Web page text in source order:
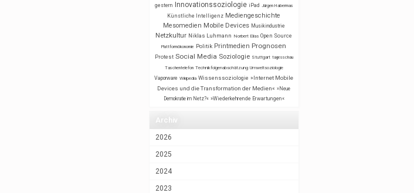
gestern
Innovationssoziologie iPad Jürgen Habermas
Künstliche Intelligenz Mediengeschichte
Mesomedien Mobile Devices Musikindustrie
Netzkultur Niklas Luhmann Norbert Elias Open Source
Plattformökonomie Politik Printmedien Prognosen
Protest Social Media Soziologie Stuttgart tagesschau
Taschentelefon Technikfolgenabschätzung Umweltsoziologie
Vaporware Wikipedia Wissenssoziologie »Internet Mobile
Devices und die Transformation der Medien« »Neue
Demokratie im Netz?« »Wiederkehrende Erwartungen«
Archiv
2026
2025
2024
2023